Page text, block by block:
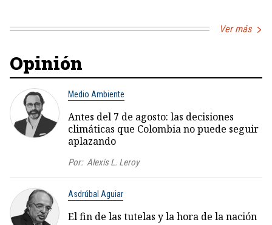
Ver más
Opinión
Medio Ambiente
Antes del 7 de agosto: las decisiones
climáticas que Colombia no puede seguir
aplazando
Por: Alexis L. Leroy
Asdrúbal Aguiar
El fin de las tutelas y la hora de la nación